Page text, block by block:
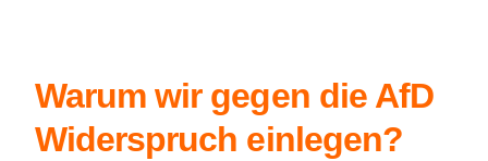
Warum wir gegen die AfD
Widerspruch einlegen?